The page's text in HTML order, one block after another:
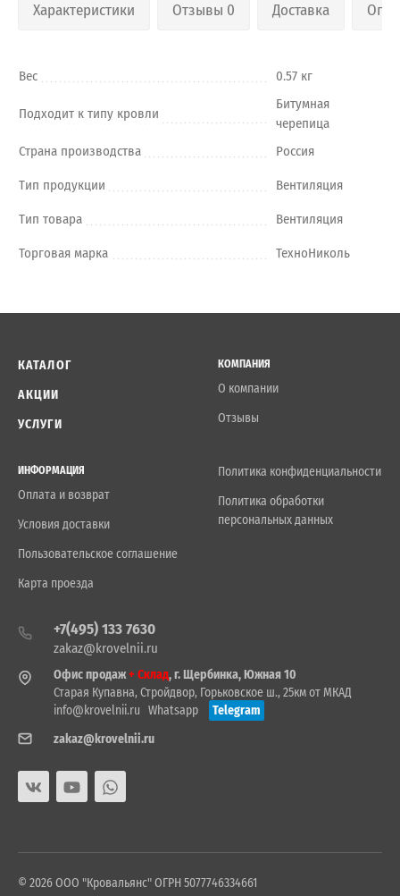
Характеристики Отзывы 0 Доставка
Вес 0.57 кг
Подходит к типу кровли
Битумная
черепица
Страна производства
Россия
Тип продукции Вентиляция
Тип товара Вентиляция
Торговая марка ТехноНиколь
КАТАЛОГ
АКЦИИ
УСЛУГИ
КОМПАНИЯ
О компании
Отзывы
ИНФОРМАЦИЯ
Оплата и возврат
Условия доставки
Пользовательское соглашение
Карта проезда
Политика конфиденциальности
Политика обработки
персональных данных
+7(495) 133 7630
zakaz@krovelnii.ru
Офис продаж+ Склад, г. Щербинка, Южная 10
Старая Купавна, Стройдвор, Горьковское ш., 25км от МКАД
info@krovelnii.ru Whatsapp
Telegram
zakaz@krovelnii.ru
© 2026 ООО "Кровальянс" ОГРН 5077746334661